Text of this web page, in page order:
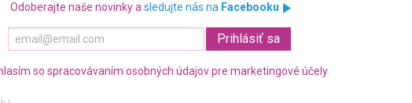
Odoberajte naše novinky a sledujte nás na Facebooku
so spracovávaním osobných údajov pre marketingové účely